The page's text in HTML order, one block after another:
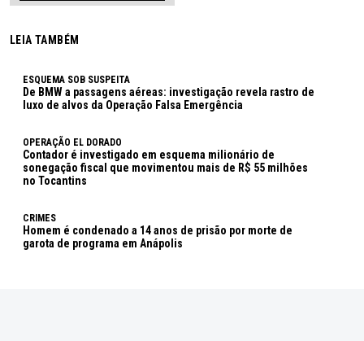
LEIA TAMBÉM
ESQUEMA SOB SUSPEITA
De BMW a passagens aéreas: investigação revela rastro de
luxo de alvos da Operação Falsa Emergência
OPERAÇÃO EL DORADO
Contador é investigado em esquema milionário de
sonegação fiscal que movimentou mais de R$ 55 milhões
no Tocantins
CRIMES
Homem é condenado a 14 anos de prisão por morte de
garota de programa em Anápolis